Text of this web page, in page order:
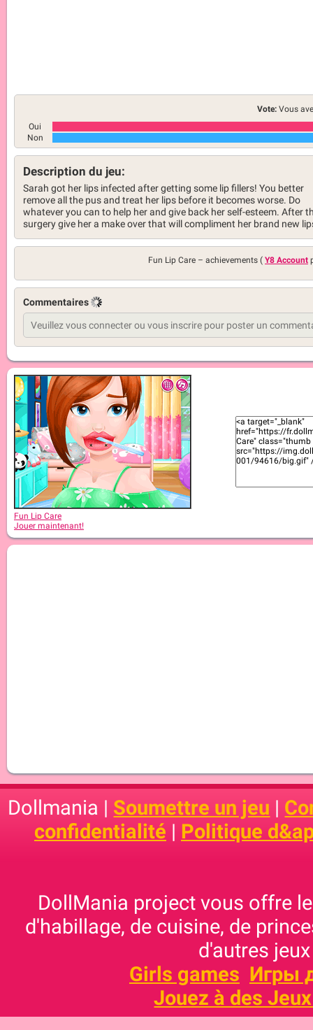
Vote: Vous
Oui
Non
Description du jeu:
Sarah got her lips infected after getting some lip fillers! You better
remove all the pus and treat her lips before it becomes worse. Do
whatever you can to help her and give back her self-esteem. After
surgery give her a make over that will compliment her brand new
Fun Lip Care – achievements ( Y8 Account
Commentaires
Fun Lip Care
Jouer maintenant!
Dollmania | Soumettre un jeu |
confidentialité | Politique
DollMania project vous offre
d'habillage, de cuisine, de
d'autres
Girls games Игры
Jouez à des